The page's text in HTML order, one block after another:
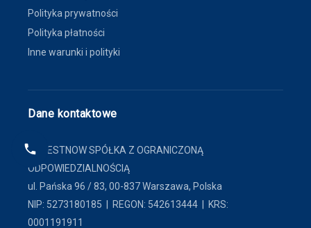
Polityka prywatności
Polityka płatności
Inne warunki i polityki
Dane kontaktowe
FINDESTNOW SPÓŁKA Z OGRANICZONĄ
ODPOWIEDZIALNOŚCIĄ
ul. Pańska 96 / 83, 00-837 Warszawa, Polska
NIP: 5273180185 | REGON: 542613444 | KRS:
0001191911